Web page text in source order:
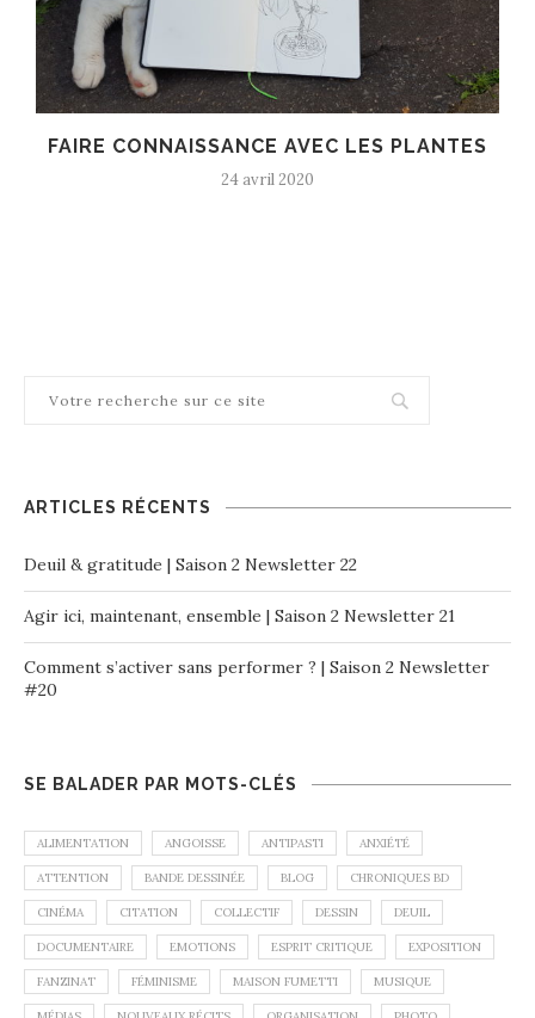
FAIRE CONNAISSANCE AVEC LES PLANTES
24 avril 2020
ARTICLES RÉCENTS
Deuil & gratitude | Saison 2 Newsletter 22
Agir ici, maintenant, ensemble | Saison 2 Newsletter 21
Comment s’activer sans performer ? | Saison 2 Newsletter
#20
SE BALADER PAR MOTS-CLÉS
ALIMENTATION ANGOISSE ANTIPASTI ANXIÉTÉ
ATTENTION BANDE DESSINÉE BLOG CHRONIQUES BD
CINÉMA CITATION COLLECTIF DESSIN DEUIL
DOCUMENTAIRE EMOTIONS ESPRIT CRITIQUE EXPOSITION
FANZINAT FÉMINISME MAISON FUMETTI MUSIQUE